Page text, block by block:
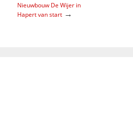
Nieuwbouw De Wijer in
Hapert van start →